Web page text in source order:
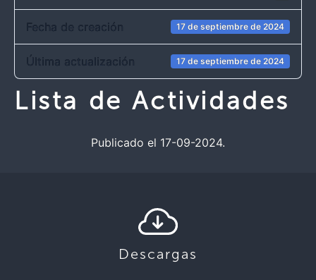
Fecha de creación 17 de septiembre de 2024
Última actualización 17 de septiembre de 2024
Lista de Actividades
Publicado el 17-09-2024.
Descargas